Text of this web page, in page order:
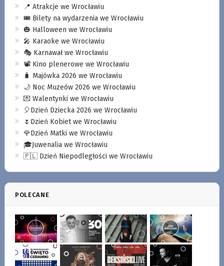
📍 Atrakcje we Wrocławiu
🎟️ Bilety na wydarzenia we Wrocławiu
🎃 Halloween we Wrocławiu
🎤 Karaoke we Wrocławiu
🎭 Karnawał we Wrocławiu
📽️ Kino plenerowe we Wrocławiu
🧳 Majówka 2026 we Wrocławiu
🌙 Noc Muzeów 2026 we Wrocławiu
💌 Walentynki we Wrocławiu
🎈Dzień Dziecka 2026 we Wrocławiu
🌷Dzień Kobiet we Wrocławiu
🌹Dzień Matki we Wrocławiu
🎓Juwenalia we Wrocławiu
🇵🇱 Dzień Niepodległości we Wrocławiu
POLECANE